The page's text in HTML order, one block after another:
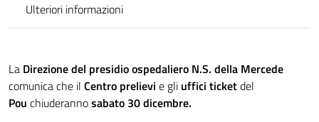
Ulteriori informazioni
La Direzione del presidio ospedaliero N.S. della Mercede
comunica che il Centro prelievi e gli uffici ticketdel
Pou chiuderannosabato 30 dicembre.